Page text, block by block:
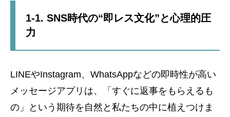
1-1. SNS時代の“即レス文化”と心理的圧
力
LINEやInstagram、WhatsAppなどの即時性が高い
メッセージアプリは、「すぐに返事をもらえるも
の」という期待を自然と私たちの中に植えつけま